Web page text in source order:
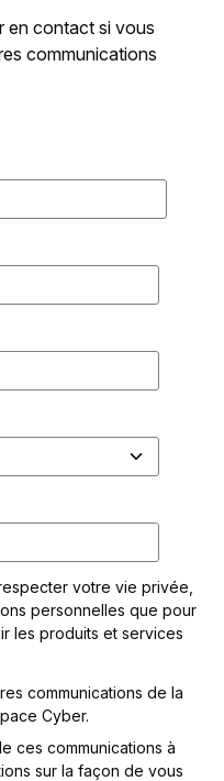
en contact si vous
communications
votre vie privée,
personnelles que pour
les produits et services
communications de la
Cyber.
ces communications à
sur la façon de vous